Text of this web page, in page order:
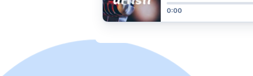
0:00